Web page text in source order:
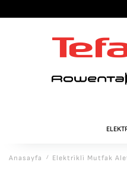
Anasayfa / Elektri̇kli̇ Mutfak